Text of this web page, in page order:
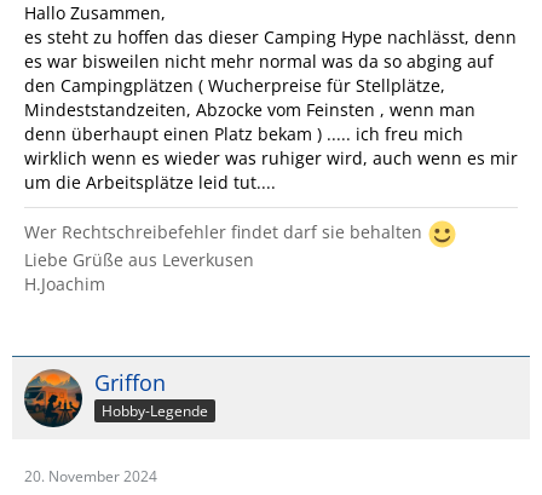
Hallo Zusammen,
es steht zu hoffen das dieser Camping Hype nachlässt, denn
es war bisweilen nicht mehr normal was da so abging auf
den Campingplätzen ( Wucherpreise für Stellplätze,
Mindeststandzeiten, Abzocke vom Feinsten , wenn man
denn überhaupt einen Platz bekam ) ..... ich freu mich
wirklich wenn es wieder was ruhiger wird, auch wenn es mir
um die Arbeitsplätze leid tut....
Wer Rechtschreibefehler findet darf sie behalten
Liebe Grüße aus Leverkusen
H.Joachim
Griffon
Hobby-Legende
20. November 2024